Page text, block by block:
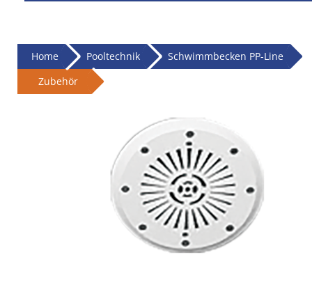
Home Pooltechnik
Schwimmbecken PP-Line
Zubehör